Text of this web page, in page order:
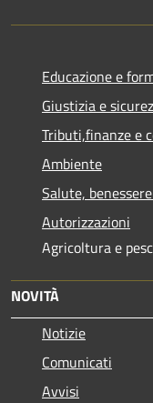
Educazione e
Giustizia e
Tributi,finanze e
Ambiente
Salute,
Autorizzazioni
Agricoltura e
NOVITÀ
Notizie
Comunicati
Avvisi